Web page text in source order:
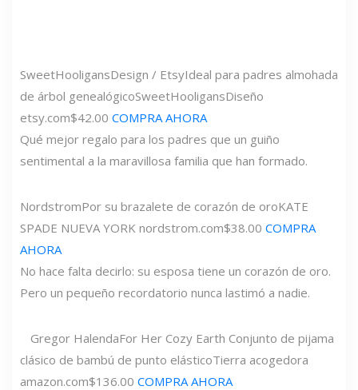
SweetHooligansDesign / EtsyIdeal para padres almohada
de árbol genealógicoSweetHooligansDiseño
etsy.com$42.00 COMPRA AHORA
Qué mejor regalo para los padres que un guiño
sentimental a la maravillosa familia que han formado.
NordstromPor su brazalete de corazón de oroKATE
SPADE NUEVA YORK nordstrom.com$38.00 COMPRA
AHORA
No hace falta decirlo: su esposa tiene un corazón de oro.
Pero un pequeño recordatorio nunca lastimó a nadie.
Gregor HalendaFor Her Cozy Earth Conjunto de pijama
clásico de bambú de punto elásticoTierra acogedora
amazon.com$136.00 COMPRA AHORA